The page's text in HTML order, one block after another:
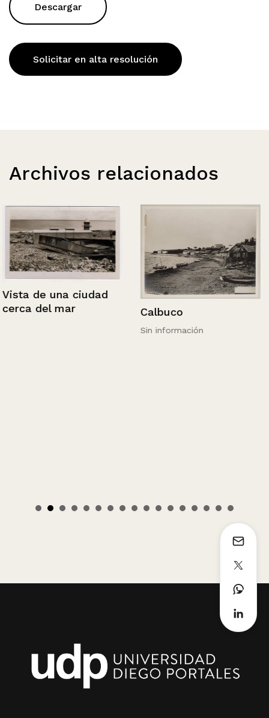
Descargar
Solicitar en alta resolución
Archivos relacionados
Vista de una ciudad
cerca del mar
Calbuco
Sin información